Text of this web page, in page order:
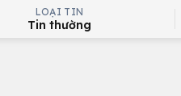
LOẠI TIN
Tin thường